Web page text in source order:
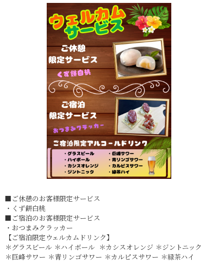
■ご休憩のお客様限定サービス
・くず餅白桃
■ご宿泊のお客様限定サービス
・おつまみクラッカー
【ご宿泊限定ウェルカムドリンク】
＊グラスビール ＊ハイボール ＊カシスオレンジ ＊ジントニック
＊巨峰サワー ＊青リンゴサワー ＊カルピスサワー ＊緑茶ハイ